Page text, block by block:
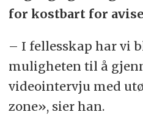
for kostbart for
– I fellesskap har vi
muligheten til å
videointervju med
zone», sier han.